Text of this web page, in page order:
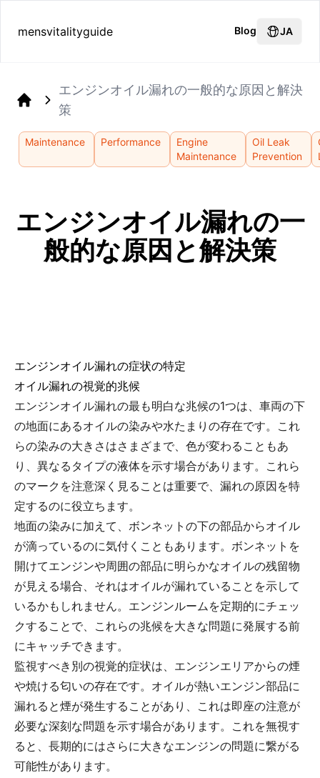
mensvitalityguide Blog JA
エンジンオイル漏れの一般的な原因と解決
策
Maintenance Performance
Engine
Maintenance
Oil Leak
Prevention
エンジンオイル漏れの一
般的な原因と解決策
エンジンオイル漏れの症状の特定
オイル漏れの視覚的兆候
エンジンオイル漏れの最も明白な兆候の1つは、車両の下
の地面にあるオイルの染みや水たまりの存在です。これ
らの染みの大きさはさまざまで、色が変わることもあ
り、異なるタイプの液体を示す場合があります。これら
のマークを注意深く見ることは重要で、漏れの原因を特
定するのに役立ちます。
地面の染みに加えて、ボンネットの下の部品からオイル
が滴っているのに気付くこともあります。ボンネットを
開けてエンジンや周囲の部品に明らかなオイルの残留物
が見える場合、それはオイルが漏れていることを示して
いるかもしれません。エンジンルームを定期的にチェッ
クすることで、これらの兆候を大きな問題に発展する前
にキャッチできます。
監視すべき別の視覚的症状は、エンジンエリアからの煙
や焼ける匂いの存在です。オイルが熱いエンジン部品に
漏れると煙が発生することがあり、これは即座の注意が
必要な深刻な問題を示す場合があります。これを無視す
ると、長期的にはさらに大きなエンジンの問題に繋がる
可能性があります。